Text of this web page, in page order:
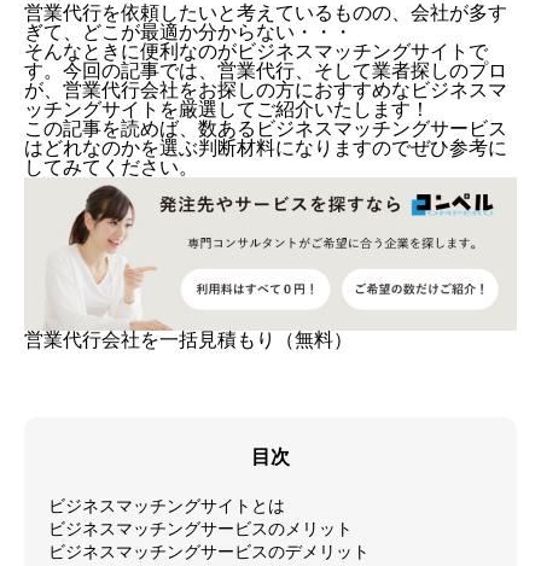
営業代行を依頼したいと考えているものの、会社が多す
ぎて、どこが最適か分からない・・・
そんなときに便利なのがビジネスマッチングサイトで
す。今回の記事では、営業代行、そして業者探しのプロ
が、営業代行会社をお探しの方におすすめなビジネスマ
ッチングサイトを厳選してご紹介いたします！
この記事を読めば、数あるビジネスマッチングサービス
はどれなのかを選ぶ判断材料になりますのでぜひ参考に
してみてください。
営業代行会社を一括見積もり（無料）
目次
ビジネスマッチングサイトとは
ビジネスマッチングサービスのメリット
ビジネスマッチングサービスのデメリット